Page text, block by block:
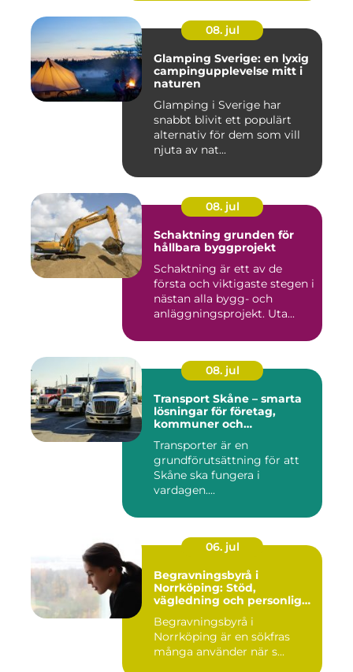
08. jul
Glamping Sverige: en lyxig
campingupplevelse mitt i
naturen
Glamping i Sverige har
snabbt blivit ett populärt
alternativ för dem som vill
njuta av nat...
08. jul
Schaktning grunden för
hållbara byggprojekt
Schaktning är ett av de
första och viktigaste stegen i
nästan alla bygg- och
anläggningsprojekt. Uta...
08. jul
Transport Skåne – smarta
lösningar för företag,
kommuner och
Transporter är en
grundförutsättning för att
Skåne ska fungera i
vardagen....
06. jul
Begravningsbyrå i
Norrköping: Stöd,
vägledning och personliga
Begravningsbyrå i
Norrköping är en sökfras
många använder när s...